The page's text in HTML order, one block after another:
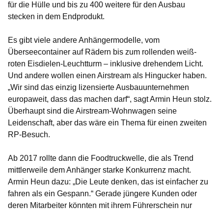
für die Hülle und bis zu 400 weitere für den Ausbau
stecken in dem Endprodukt.
Es gibt viele andere Anhängermodelle, vom
Überseecontainer auf Rädern bis zum rollenden weiß-
roten Eisdielen-Leuchtturm – inklusive drehendem Licht.
Und andere wollen einen Airstream als Hingucker haben.
„Wir sind das einzig lizensierte Ausbauunternehmen
europaweit, dass das machen darf“, sagt Armin Heun stolz.
Überhaupt sind die Airstream-Wohnwagen seine
Leidenschaft, aber das wäre ein Thema für einen zweiten
RP-Besuch.
Ab 2017 rollte dann die Foodtruckwelle, die als Trend
mittlerweile dem Anhänger starke Konkurrenz macht.
Armin Heun dazu: „Die Leute denken, das ist einfacher zu
fahren als ein Gespann.“ Gerade jüngere Kunden oder
deren Mitarbeiter könnten mit ihrem Führerschein nur